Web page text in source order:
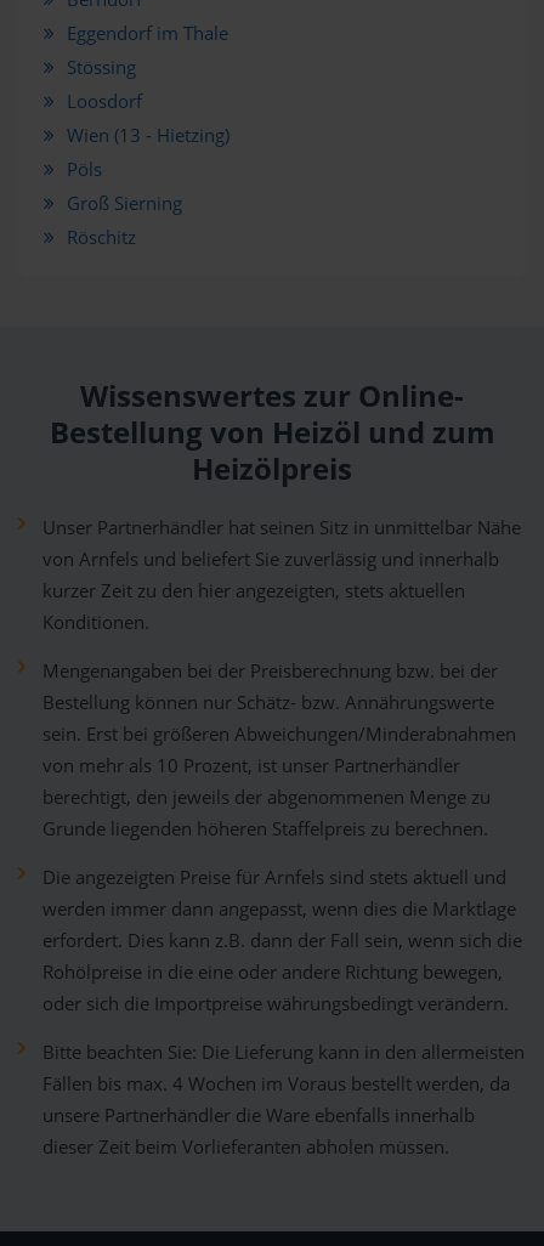
Eggendorf im Thale
Stössing
Loosdorf
Wien (13 - Hietzing)
Pöls
Groß Sierning
Röschitz
Wissenswertes zur Online-
Bestellung von Heizöl und zum
Heizölpreis
Unser Partnerhändler hat seinen Sitz in unmittelbar Nähe
von Arnfels und beliefert Sie zuverlässig und innerhalb
kurzer Zeit zu den hier angezeigten, stets aktuellen
Konditionen.
Mengenangaben bei der Preisberechnung bzw. bei der
Bestellung können nur Schätz- bzw. Annährungswerte
sein. Erst bei größeren Abweichungen/Minderabnahmen
von mehr als 10 Prozent, ist unser Partnerhändler
berechtigt, den jeweils der abgenommenen Menge zu
Grunde liegenden höheren Staffelpreis zu berechnen.
Die angezeigten Preise für Arnfels sind stets aktuell und
werden immer dann angepasst, wenn dies die Marktlage
erfordert. Dies kann z.B. dann der Fall sein, wenn sich die
Rohölpreise in die eine oder andere Richtung bewegen,
oder sich die Importpreise währungsbedingt verändern.
Bitte beachten Sie: Die Lieferung kann in den allermeisten
Fällen bis max. 4 Wochen im Voraus bestellt werden, da
unsere Partnerhändler die Ware ebenfalls innerhalb
dieser Zeit beim Vorlieferanten abholen müssen.